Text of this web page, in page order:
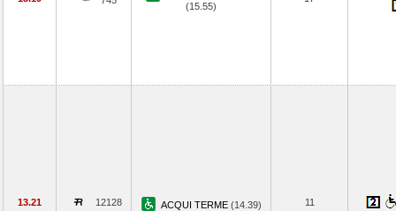
(15.55)
13.21 12128 ACQUI TERME (14.39) 11